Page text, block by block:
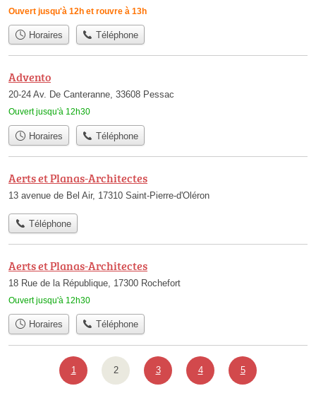
Ouvert jusqu'à 12h et rouvre à 13h
Horaires Téléphone
Advento
20-24 Av. De Canteranne, 33608 Pessac
Ouvert jusqu'à 12h30
Horaires Téléphone
Aerts et Planas-Architectes
13 avenue de Bel Air, 17310 Saint-Pierre-d'Oléron
Téléphone
Aerts et Planas-Architectes
18 Rue de la République, 17300 Rochefort
Ouvert jusqu'à 12h30
Horaires Téléphone
1 2 3 4 5